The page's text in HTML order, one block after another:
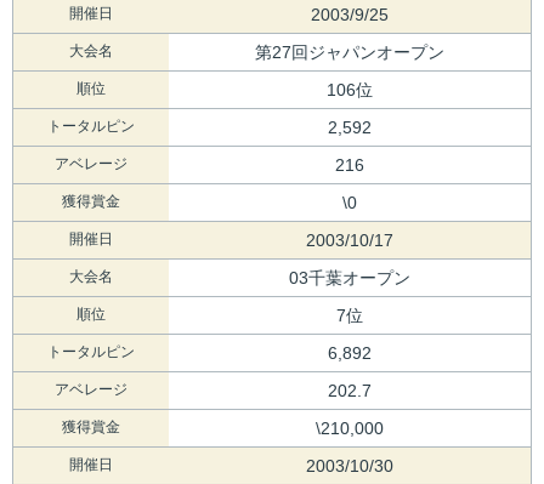
開催日 2003/9/25
大会名 第27回ジャパンオープン
順位 106位
トータルピン 2,592
アベレージ 216
獲得賞金 \0
開催日 2003/10/17
大会名 03千葉オープン
順位 7位
トータルピン 6,892
アベレージ 202.7
獲得賞金 \210,000
開催日 2003/10/30